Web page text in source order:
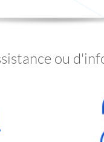
ou